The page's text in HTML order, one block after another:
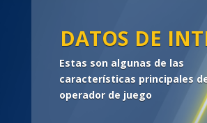
DATOS DE
Estas son algunas de las
características principales
operador de juego